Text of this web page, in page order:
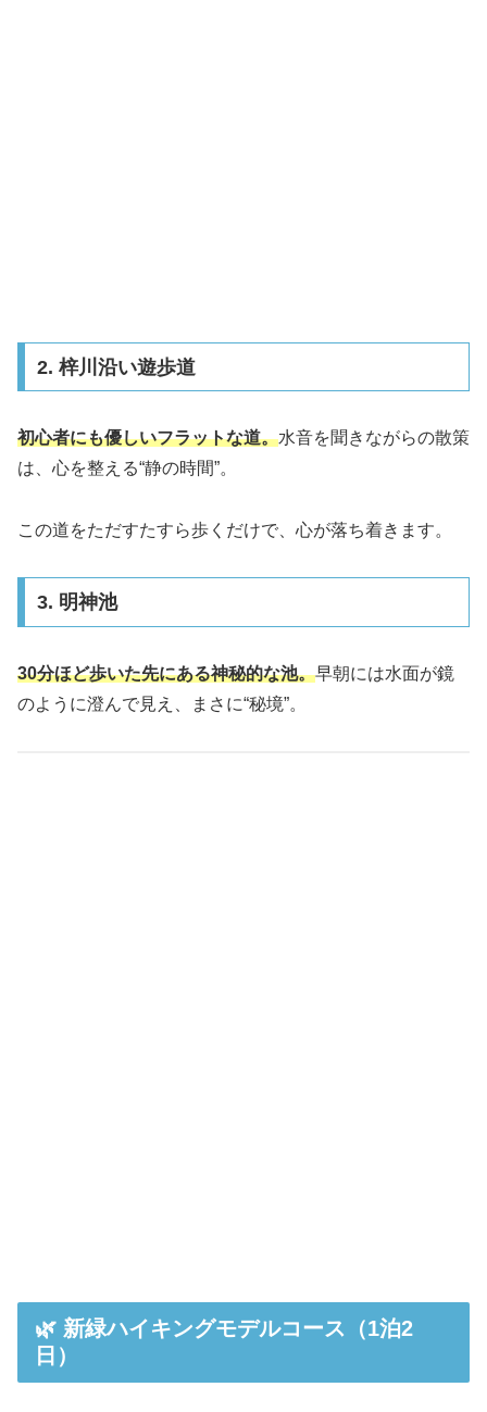
2. 梓川沿い遊歩道
初心者にも優しいフラットな道。水音を聞きながらの散策
は、心を整える“静の時間”。
この道をただすたすら歩くだけで、心が落ち着きます。
3. 明神池
30分ほど歩いた先にある神秘的な池。早朝には水面が鏡
のように澄んで見え、まさに“秘境”。
🌿 新緑ハイキングモデルコース（1泊2
日）